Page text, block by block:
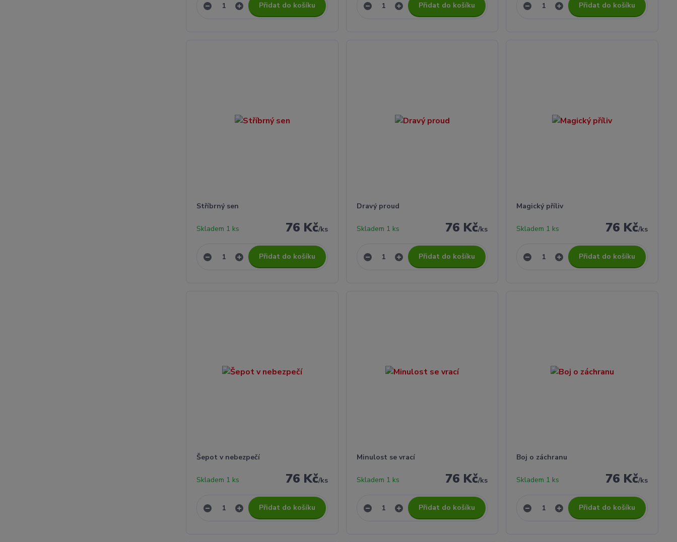
Přidat do košíku Přidat do košíku Přidat do košíku
Stříbrný sen
76 Kč/ks
Skladem 1 ks
Přidat do košíku
Dravý proud
76 Kč/ks
Skladem 1 ks
Přidat do košíku
Magický příliv
76 Kč/ks
Skladem 1 ks
Přidat do košíku
Šepot v nebezpečí
76 Kč/ks
Skladem 1 ks
Přidat do košíku
Minulost se vrací
76 Kč/ks
Skladem 1 ks
Přidat do košíku
Boj o záchranu
76 Kč/ks
Skladem 1 ks
Přidat do košíku